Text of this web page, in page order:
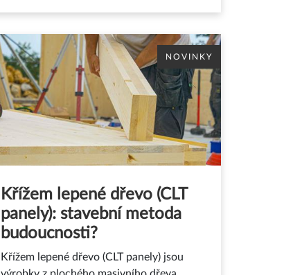
NOVINKY
Křížem lepené dřevo (CLT
panely): stavební metoda
budoucnosti?
Křížem lepené dřevo (CLT panely) jsou